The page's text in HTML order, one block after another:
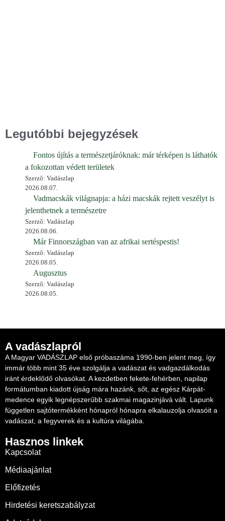
Legutóbbi bejegyzések
Fontos újítás a természetjáróknak: már térképen is láthatók
a fokozottan védett területek
Szerző: Vadászlap
2026.08.07.
Vadmacskák világnapja: a házi macskák rejtett veszélyt is
jelenthetnek a természetre
Szerző: Vadászlap
2026.08.06.
Már Finnországban van az afrikai sertéspestis!
Szerző: Vadászlap
2026.08.05.
Augusztus
Szerző: Vadászlap
2026.08.05.
A vadászlapról
A Magyar VADÁSZLAP első próbaszáma 1990-ben jelent meg, így
immár több mint 35 éve szolgálja a vadászat és vadgazdálkodás
iránt érdeklődő olvasókat. A kezdetben fekete-fehérben, napilap
formátumban kiadott újság mára hazánk, sőt, az egész Kárpát-
medence egyik legnépszerűbb szakmai magazinjává vált. Lapunk
független sajtótermékként hónapról hónapra elkalauzolja olvasóit a
vadászat, a fegyverek és a kultúra világába.
Hasznos linkek
Kapcsolat
Médiaajánlat
Előfizetés
Hirdetési keretszabályzat